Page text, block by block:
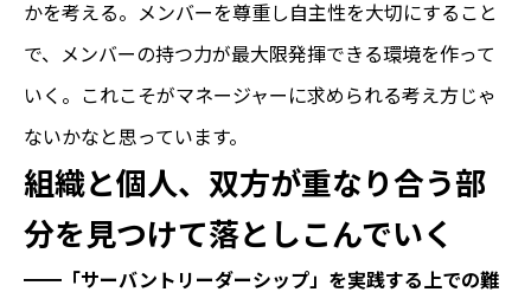
かを考える。メンバーを尊重し自主性を大切にすること
で、メンバーの持つ力が最大限発揮できる環境を作って
いく。これこそがマネージャーに求められる考え方じゃ
ないかなと思っています。
組織と個人、双方が重なり合う部
分を見つけて落としこんでいく
━━ 「サーバントリーダーシップ」を実践する上での難